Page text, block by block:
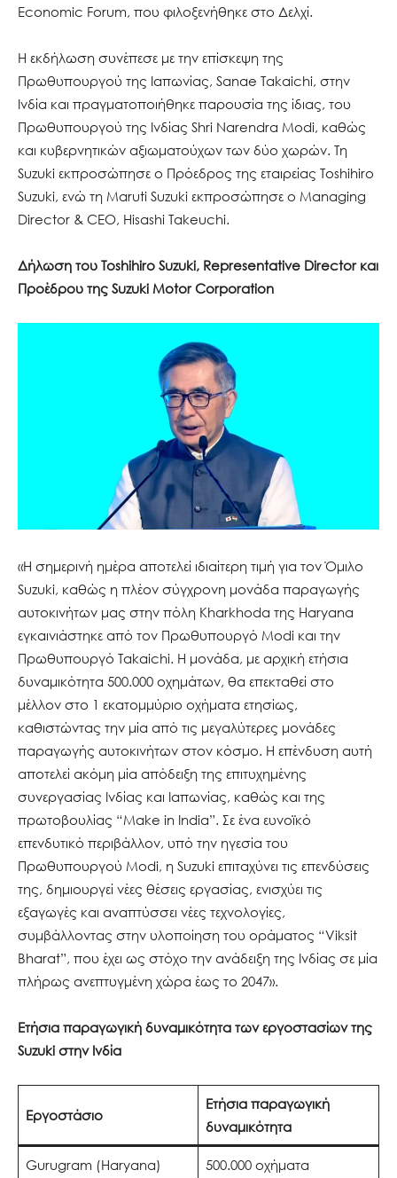
Economic Forum, που φιλοξενήθηκε στο Δελχί.
Η εκδήλωση συνέπεσε με την επίσκεψη της
Πρωθυπουργού της Ιαπωνίας, Sanae Takaichi, στην
Ινδία και πραγματοποιήθηκε παρουσία της ίδιας, του
Πρωθυπουργού της Ινδίας Shri Narendra Modi, καθώς
και κυβερνητικών αξιωματούχων των δύο χωρών. Τη
Suzuki εκπροσώπησε ο Πρόεδρος της εταιρείας Toshihiro
Suzuki, ενώ τη Maruti Suzuki εκπροσώπησε ο Managing
Director & CEO, Hisashi Takeuchi.
Δήλωση του Toshihiro Suzuki, Representative Director και
Προέδρου της Suzuki Motor Corporation
«Η σημερινή ημέρα αποτελεί ιδιαίτερη τιμή για τον Όμιλο
Suzuki, καθώς η πλέον σύγχρονη μονάδα παραγωγής
αυτοκινήτων μας στην πόλη Kharkhoda της Haryana
εγκαινιάστηκε από τον Πρωθυπουργό Modi και την
Πρωθυπουργό Takaichi. Η μονάδα, με αρχική ετήσια
δυναμικότητα 500.000 οχημάτων, θα επεκταθεί στο
μέλλον στο 1 εκατομμύριο οχήματα ετησίως,
καθιστώντας την μία από τις μεγαλύτερες μονάδες
παραγωγής αυτοκινήτων στον κόσμο. Η επένδυση αυτή
αποτελεί ακόμη μία απόδειξη της επιτυχημένης
συνεργασίας Ινδίας και Ιαπωνίας, καθώς και της
πρωτοβουλίας “Make in India”. Σε ένα ευνοϊκό
επενδυτικό περιβάλλον, υπό την ηγεσία του
Πρωθυπουργού Modi, η Suzuki επιταχύνει τις επενδύσεις
της, δημιουργεί νέες θέσεις εργασίας, ενισχύει τις
εξαγωγές και αναπτύσσει νέες τεχνολογίες,
συμβάλλοντας στην υλοποίηση του οράματος “Viksit
Bharat”, που έχει ως στόχο την ανάδειξη της Ινδίας σε μία
πλήρως ανεπτυγμένη χώρα έως το 2047».
Ετήσια παραγωγική δυναμικότητα των εργοστασίων της
Suzuki στην Ινδία
Εργοστάσιο
Ετήσια παραγωγική
δυναμικότητα
Gurugram (Haryana) 500.000 οχήματα